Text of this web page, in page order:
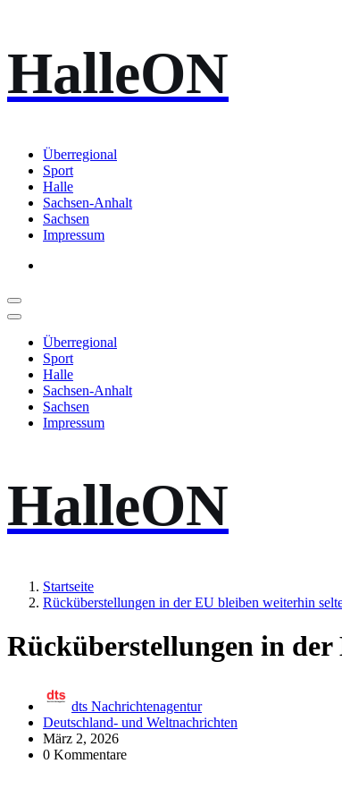
Inhalt
springen
HalleON
Überregional
Sport
Halle
Sachsen-Anhalt
Sachsen
Impressum
Überregional
Sport
Halle
Sachsen-Anhalt
Sachsen
Impressum
HalleON
Startseite
Rücküberstellungen in der EU bleiben weiterhin
Rücküberstellungen in
dts Nachrichtenagentur
Deutschland- und Weltnachrichten
März 2, 2026
0 Kommentare